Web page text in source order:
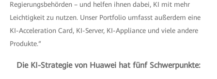
Regierungsbehörden – und helfen ihnen dabei, KI mit mehr
Leichtigkeit zu nutzen. Unser Portfolio umfasst außerdem eine
KI-Acceleration Card, KI-Server, KI-Appliance und viele andere
Produkte.“
Die KI-Strategie von Huawei hat fünf Schwerpunkte: